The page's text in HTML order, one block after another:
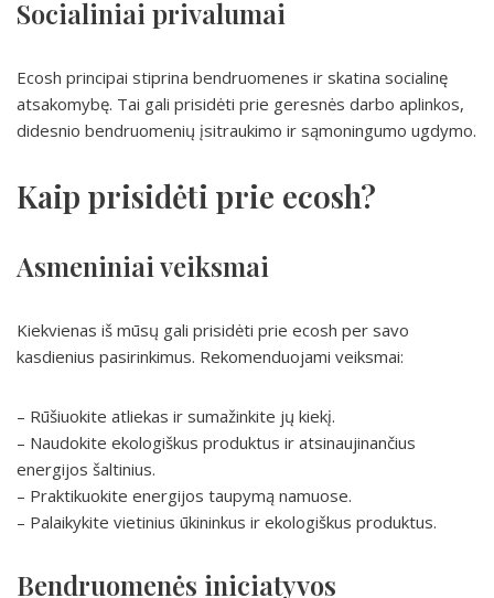
Socialiniai privalumai
Ecosh principai stiprina bendruomenes ir skatina socialinę
atsakomybę. Tai gali prisidėti prie geresnės darbo aplinkos,
didesnio bendruomenių įsitraukimo ir sąmoningumo ugdymo.
Kaip prisidėti prie ecosh?
Asmeniniai veiksmai
Kiekvienas iš mūsų gali prisidėti prie ecosh per savo
kasdienius pasirinkimus. Rekomenduojami veiksmai:
– Rūšiuokite atliekas ir sumažinkite jų kiekį.
– Naudokite ekologiškus produktus ir atsinaujinančius
energijos šaltinius.
– Praktikuokite energijos taupymą namuose.
– Palaikykite vietinius ūkininkus ir ekologiškus produktus.
Bendruomenės iniciatyvos